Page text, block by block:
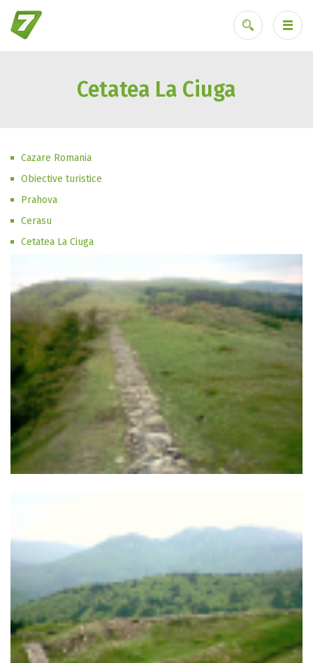
Ai uitat parola?
Cetatea La Ciuga
Cazare Romania
Obiective turistice
Prahova
Cerasu
Cetatea La Ciuga